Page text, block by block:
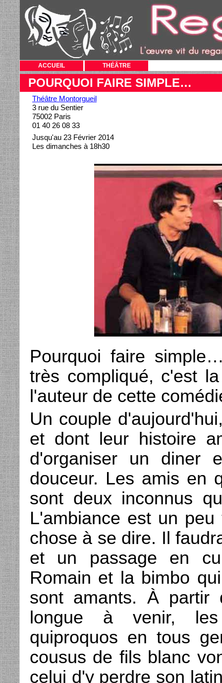
ACCUEIL THÉÂTRE
POURQUOI FAIRE SIMPLE…
Théâtre Montorgueil
3 rue du Sentier
75002 Paris
01 40 26 08 33
Jusqu'au 23 Février 2014
Les dimanches à 18h30
Pourquoi faire
très compliqué, c'est
l'auteur de cette
Un couple
et dont leur histoire
d'organiser un diner
douceur. Les amis en
sont deux inconnus
L'ambiance est un
chose à se dire. Il
et un passage en
Romain et la bimbo
sont amants. À partir
longue à venir,
quiproquos en tous
cousus de fils blanc
celui d'y perdre son